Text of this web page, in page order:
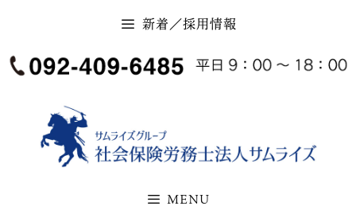
テ
新着／採用情報
MENU